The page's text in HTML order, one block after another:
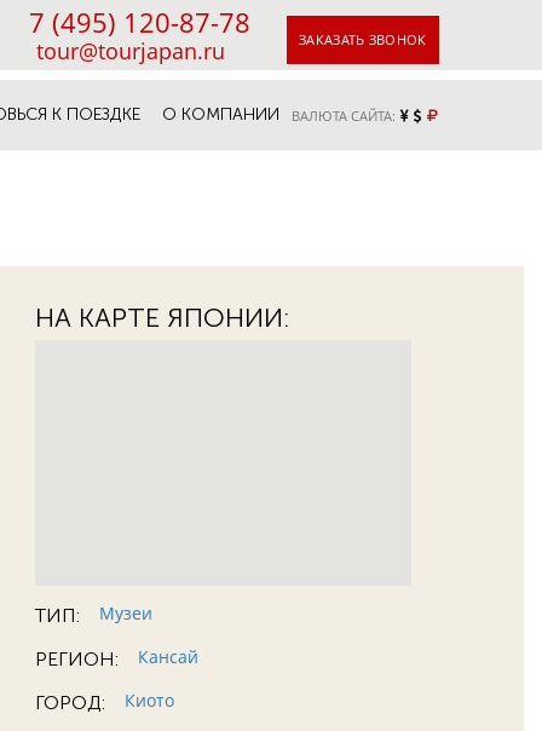
7 (495) 120-87-78
tour@tourjapan.ru ЗАКАЗАТЬ ЗВОНОК
К ПОЕЗДКЕ О КОМПАНИИ ВАЛЮТА САЙТА:
НА КАРТЕ ЯПОНИИ:
ТИП:
Музеи
РЕГИОН:
Кансай
ГОРОД:
Киото